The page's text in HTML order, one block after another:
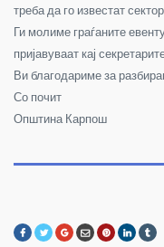
треба да го известат
Ги молиме граѓаните
пријавуваат кај
Ви благодариме за
Со почит
Општина Карпош